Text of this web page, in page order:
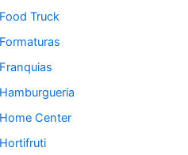
Truck
Center